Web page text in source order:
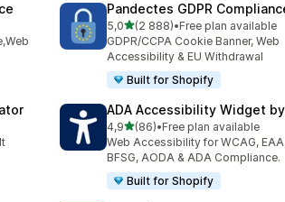
Pandectes GDPR
5,0z 5 hvězd
(2 888)
Celkový počet recenzí: 2888
•Free plan available
GDPR/CCPA Cookie Banner, Web
Accessibility & EU Withdrawal
Built for Shopify
ADA Accessibility Widget by
4,9z 5 hvězd
(86)
Celkový počet recenzí: 86
•Free plan available
Web Accessibility for WCAG,
BFSG, AODA & ADA Compliance.
Built for Shopify